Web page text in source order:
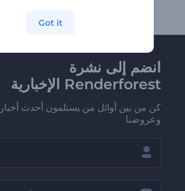
انضم إلى نشرة
Renderforest الإخبارية
كن من بين أوائل من يستلمون أحدث
وعروضنا
Got it